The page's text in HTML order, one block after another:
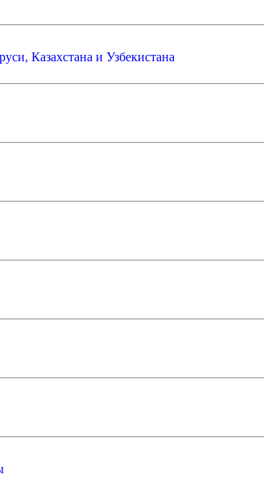
Казахстана и Узбекистана